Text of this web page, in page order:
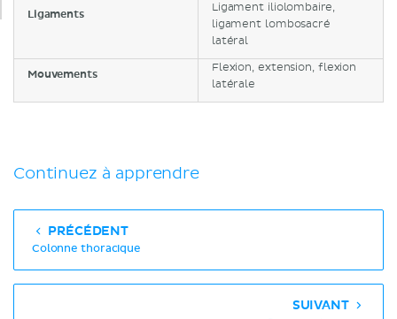
Ligaments
Ligament iliolombaire,
ligament lombosacré
latéral
Mouvements
Flexion, extension, flexion
latérale
Continuez à apprendre
PRÉCÉDENT
Colonne thoracique
SUIVANT